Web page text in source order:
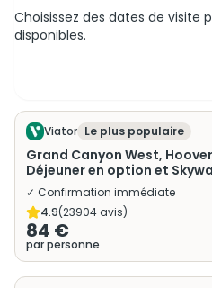
Choisissez des dates de visite
disponibles.
Viator Le plus populaire
Grand Canyon West,
Déjeuner en option et
✓ Confirmation immédiate
4.9(23904avis)
84 €
par personne